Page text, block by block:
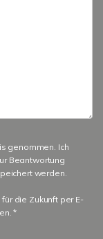
genommen. Ich
Beantwortung
werden.
die Zukunft per E-
*